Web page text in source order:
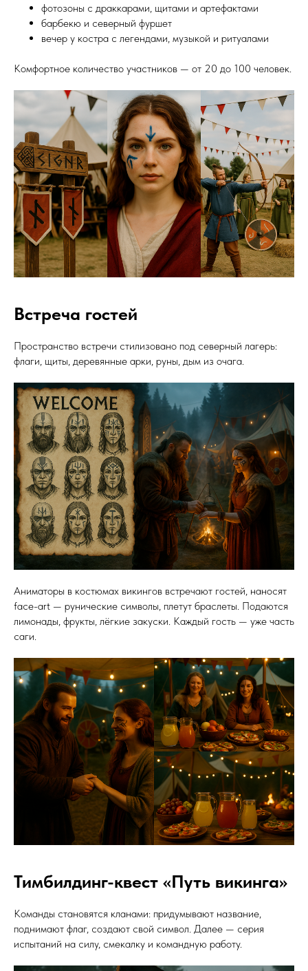
фотозоны с драккарами, щитами и артефактами
барбекю и северный фуршет
вечер у костра с легендами, музыкой и ритуалами
Комфортное количество участников — от 20 до 100 человек.
Встреча гостей
Пространство встречи стилизовано под северный лагерь:
флаги, щиты, деревянные арки, руны, дым из очага.
Аниматоры в костюмах викингов встречают гостей, наносят
face-art — рунические символы, плетут браслеты. Подаются
лимонады, фрукты, лёгкие закуски. Каждый гость — уже часть
саги.
Тимбилдинг-квест «Путь викинга»
Команды становятся кланами: придумывают название,
поднимают флаг, создают свой символ. Далее — серия
испытаний на силу, смекалку и командную работу.